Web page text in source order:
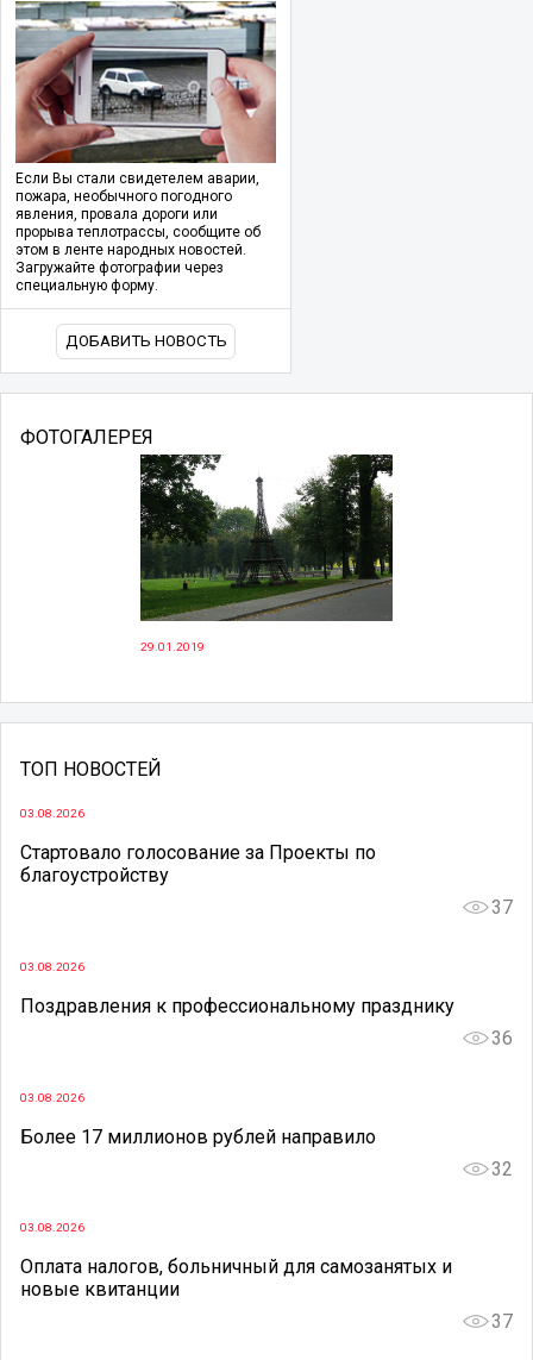
Если Вы стали свидетелем аварии,
пожара, необычного погодного
явления, провала дороги или
прорыва теплотрассы, сообщите об
этом в ленте народных новостей.
Загружайте фотографии через
специальную форму.
ДОБАВИТЬ НОВОСТЬ
ФОТОГАЛЕРЕЯ
29.01.2019
ТОП НОВОСТЕЙ
03.08.2026
Стартовало голосование за Проекты по
благоустройству
37
03.08.2026
Поздравления к профессиональному празднику
36
03.08.2026
Более 17 миллионов рублей направило
32
03.08.2026
Оплата налогов, больничный для самозанятых и
новые квитанции
37